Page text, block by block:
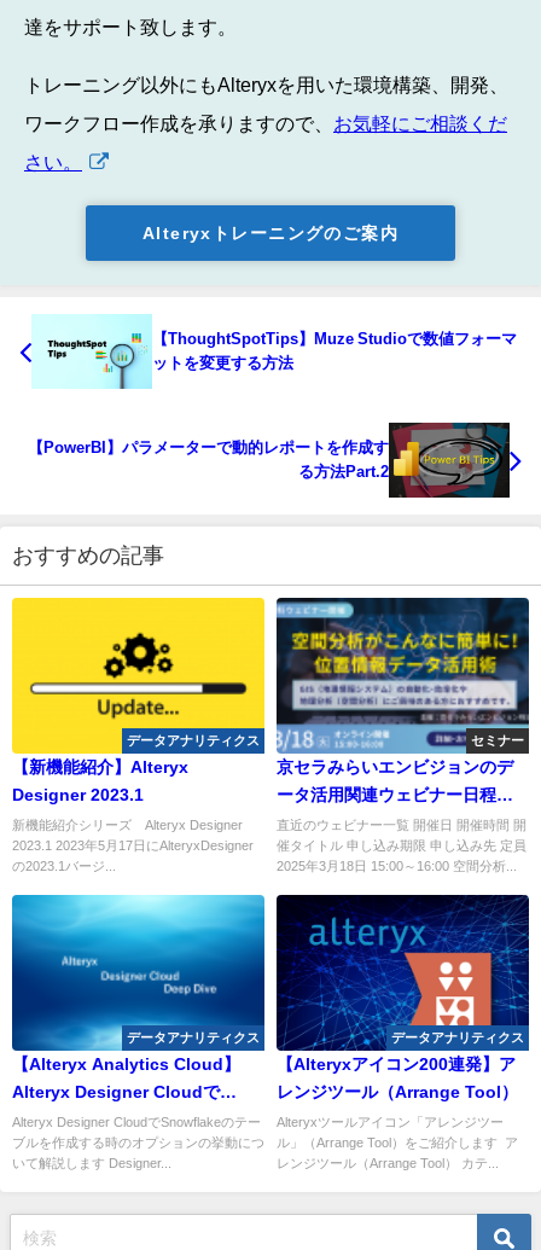
達をサポート致します。
トレーニング以外にもAlteryxを用いた環境構築、開発、
ワークフロー作成を承りますので、 お気軽にご相談くだ
さい。
Alteryxトレーニングのご案内
【ThoughtSpotTips】Muze Studioで数値フォーマ
ットを変更する方法
【PowerBI】パラメーターで動的レポートを作成す
る方法Part.2
おすすめの記事
データアナリティクス
【新機能紹介】Alteryx
Designer 2023.1
新機能紹介シリーズ Alteryx Designer
2023.1 2023年5月17日にAlteryxDesigner
の2023.1バージ...
セミナー
京セラみらいエンビジョンのデ
ータ活用関連ウェビナー日程
（2025年3月）のご紹介
直近のウェビナー一覧 開催日 開催時間 開
催タイトル 申し込み期限 申し込み先 定員
2025年3月18日 15:00～16:00 空間分析...
データアナリティクス
【Alteryx Analytics Cloud】
Alteryx Designer Cloudで
Snowflakeのテーブルを作成す
る時のオプションの挙動
Alteryx Designer CloudでSnowflakeのテー
ブルを作成する時のオプションの挙動につ
いて解説します Designer...
データアナリティクス
【Alteryxアイコン200連発】ア
レンジツール（Arrange Tool）
Alteryxツールアイコン「アレンジツー
ル」（Arrange Tool）をご紹介します ア
レンジツール（Arrange Tool） カテ...